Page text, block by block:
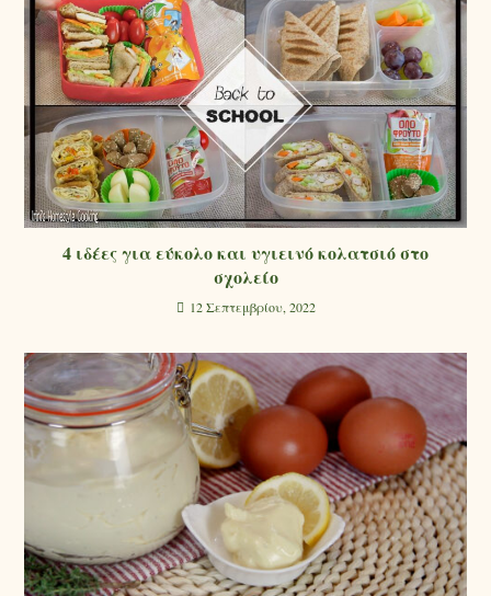
4 ιδέες για εύκολο και υγιεινό κολατσιό στο
σχολείο
12 Σεπτεμβρίου, 2022